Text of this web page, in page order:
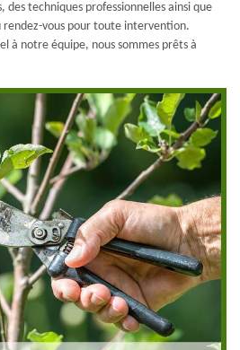
des techniques professionnelles ainsi que
rendez-vous pour toute intervention.
à notre équipe, nous sommes prêts à